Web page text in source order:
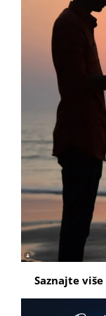
Saznajte više